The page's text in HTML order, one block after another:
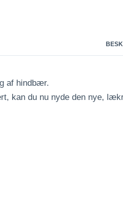
af hindbær.
kan du nu nyde den nye,